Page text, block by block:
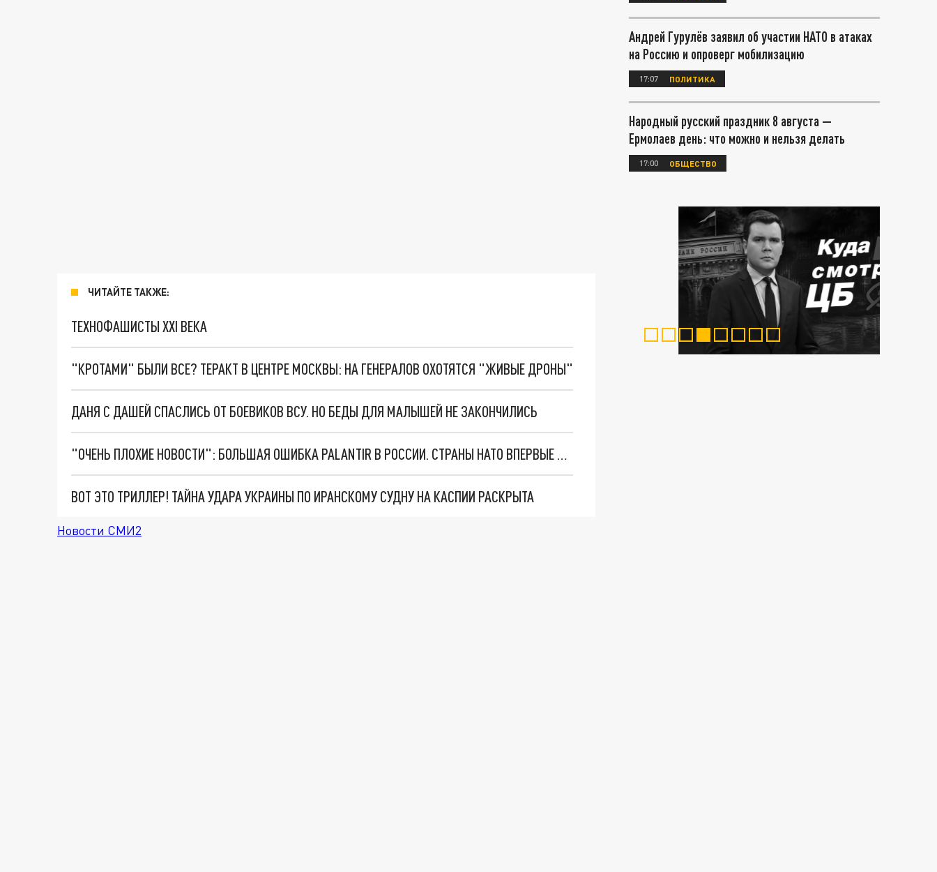
ЧИТАЙТЕ ТАКЖЕ:
ТЕХНОФАШИСТЫ XXI ВЕКА
"КРОТАМИ" БЫЛИ ВСЕ? ТЕРАКТ В ЦЕНТРЕ МОСКВЫ: НА ГЕНЕРАЛОВ ОХОТЯТСЯ "ЖИВЫЕ ДРОНЫ"
ДАНЯ С ДАШЕЙ СПАСЛИСЬ ОТ БОЕВИКОВ ВСУ. НО БЕДЫ ДЛЯ МАЛЫШЕЙ НЕ ЗАКОНЧИЛИСЬ
"ОЧЕНЬ ПЛОХИЕ НОВОСТИ": БОЛЬШАЯ ОШИБКА PALANTIR В РОССИИ. СТРАНЫ НАТО ВПЕРВЫЕ ЗА СВО ОСТАНОВИЛИ ПОСТАВКИ ОРУЖИЯ. ВСУ ТЕРЯЮТ ПРИГРАНИЧЬЕ?
ВОТ ЭТО ТРИЛЛЕР! ТАЙНА УДАРА УКРАИНЫ ПО ИРАНСКОМУ СУДНУ НА КАСПИИ РАСКРЫТА
Новости СМИ2
Андрей Гурулёв заявил об участии НАТО в атаках
на Россию и опроверг мобилизацию
17:07 ПОЛИТИКА
Народный русский праздник 8 августа —
Ермолаев день: что можно и нельзя делать
17:00 ОБЩЕСТВО